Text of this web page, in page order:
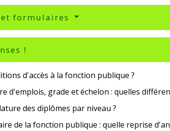
formulaires
!
d'accès à la fonction publique ?
d'emplois, grade et échelon : quelles
des diplômes par niveau ?
de la fonction publique : quelle reprise